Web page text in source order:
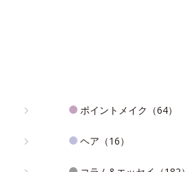
ポイントメイク（64）
ヘア（16）